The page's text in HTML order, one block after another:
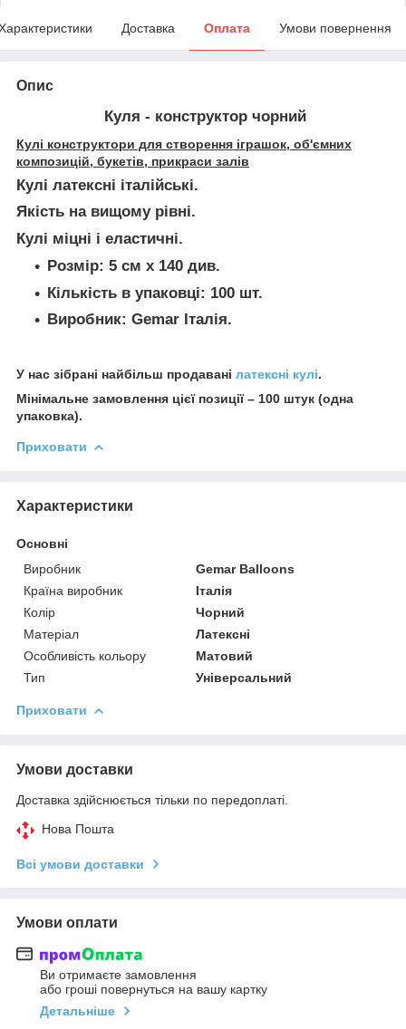
Доставка Оплата Умови повернення
Опис
Куля - конструктор чорний
Кулі конструктори для створення іграшок, об'ємних
композицій, букетів, прикраси залів
Кулі латексні італійські.
Якість на вищому рівні.
Кулі міцні і еластичні.
Розмір: 5 см х 140 див.
Кількість в упаковці: 100 шт.
Виробник: Gemar Італія.
У нас зібрані найбільш продавані латексні кулі.
Мінімальне замовлення цієї позиції – 100 штук (одна
упаковка).
Приховати
Характеристики
Основні
Виробник
Gemar Balloons
Країна виробник
Італія
Колір
Чорний
Матеріал
Латексні
Особливість кольору
Матовий
Тип
Універсальний
Приховати
Умови доставки
Доставка здійснюється тільки по передоплаті.
Нова Пошта
Всі умови доставки
Умови оплати
Ви отримаєте замовлення
або гроші повернуться на вашу картку
Детальніше